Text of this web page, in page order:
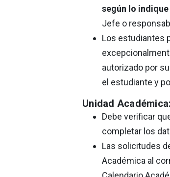
según lo
Jefe o
Los estudiantes
autorizado por
el estudiante y
Unidad Académica:
Debe verificar
completar los
Las solicitudes
Académica al